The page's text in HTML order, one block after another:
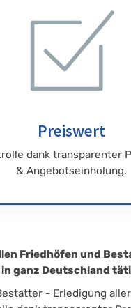
Preiswert
dank transparenter
& Angebotseinholung.
Friedhöfen und
in ganz Deutschland
- Erledigung